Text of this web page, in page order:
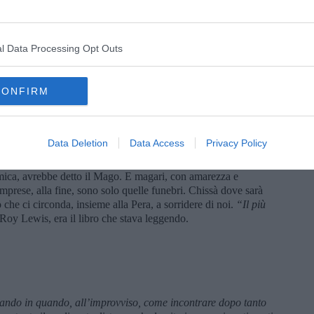
Data Processing Opt Outs
Data Deletion Data Access Privacy Policy
aveva messo una scodella, a mo’ di protezione. Il Mago
Sul petto, tra le mani, teneva il libro che stava leggendo.
così: ironico e arguto. Forse se la rideva per un passo appena
sue. Gli esseri umani sono simpatici o non sono. È natura.
Mago, ho fatto l’impresa, sono stato a nuoto di là dalla
credere e prendere per il culo. Capace avrebbe detto: bravo,
Quella al Giglio, l’ho misurata, saranno quasi tre
avrebbe detto il Mago. E magari, con amarezza e
alla fine, sono solo quelle funebri. Chissà dove sarà
ci circonda, insieme alla Pera, a sorridere di noi. “Il più
Lewis, era il libro che stava leggendo.
in quando, all’improvviso, come incontrare dopo tanto